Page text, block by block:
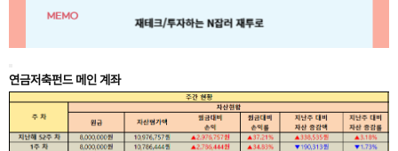
연금저축펀드 메인 계좌